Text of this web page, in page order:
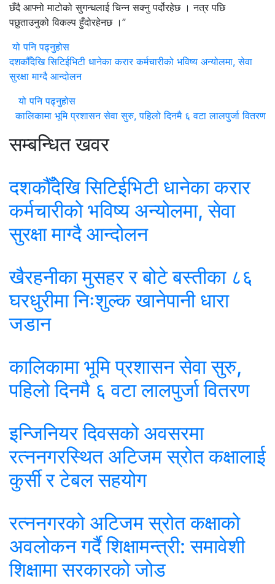
छँदै आफ्नो माटोको सुगन्धलाई चिन्न सक्नु पर्दोरहेछ । नत्र पछि
पछुताउनुको विकल्प हुँदोरहेनछ ।”
यो पनि पढ्नुहोस
दशकौँदेखि सिटिईभिटी धानेका करार कर्मचारीको भविष्य अन्योलमा, सेवा
सुरक्षा माग्दै आन्दोलन
यो पनि पढ्नुहोस
कालिकामा भूमि प्रशासन सेवा सुरु, पहिलो दिनमै ६ वटा लालपुर्जा वितरण
सम्बन्धित खवर
दशकौँदेखि सिटिईभिटी धानेका करार
कर्मचारीको भविष्य अन्योलमा, सेवा
सुरक्षा माग्दै आन्दोलन
खैरहनीका मुसहर र बोटे बस्तीका ८६
घरधुरीमा निःशुल्क खानेपानी धारा
जडान
कालिकामा भूमि प्रशासन सेवा सुरु,
पहिलो दिनमै ६ वटा लालपुर्जा वितरण
इन्जिनियर दिवसको अवसरमा
रत्ननगरस्थित अटिजम स्रोत कक्षालाई
कुर्सी र टेबल सहयोग
रत्ननगरको अटिजम स्रोत कक्षाको
अवलोकन गर्दै शिक्षामन्त्री: समावेशी
शिक्षामा सरकारको जोड